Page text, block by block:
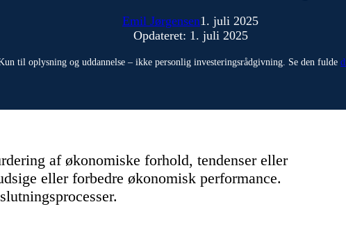
Emil Jørgensen1. juli 2025
Opdateret: 1. juli 2025
til oplysning og uddannelse – ikke personlig investeringsrådgivning. Se den fulde
af økonomiske forhold, tendenser eller
eller forbedre økonomisk performance.